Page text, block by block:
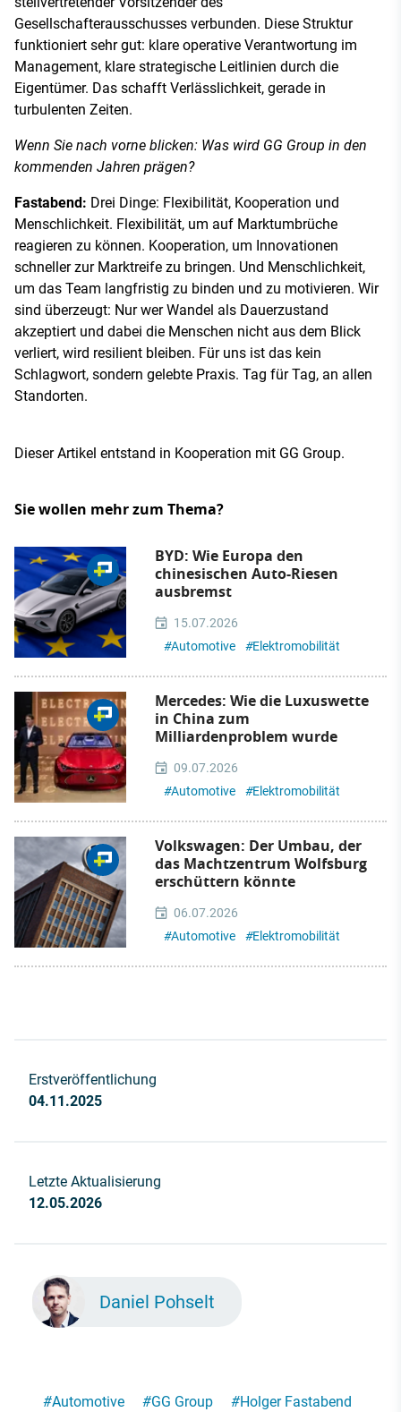
Gesellschafterausschusses verbunden. Diese Struktur
funktioniert sehr gut: klare operative Verantwortung im
Management, klare strategische Leitlinien durch die
Eigentümer. Das schafft Verlässlichkeit, gerade in
turbulenten Zeiten.
Wenn Sie nach vorne blicken: Was wird GG Group in den
kommenden Jahren prägen?
Fastabend: Drei Dinge: Flexibilität, Kooperation und
Menschlichkeit. Flexibilität, um auf Marktumbrüche
reagieren zu können. Kooperation, um Innovationen
schneller zur Marktreife zu bringen. Und Menschlichkeit,
um das Team langfristig zu binden und zu motivieren. Wir
sind überzeugt: Nur wer Wandel als Dauerzustand
akzeptiert und dabei die Menschen nicht aus dem Blick
verliert, wird resilient bleiben. Für uns ist das kein
Schlagwort, sondern gelebte Praxis. Tag für Tag, an allen
Standorten.
Dieser Artikel entstand in Kooperation mit GG Group.
Sie wollen mehr zum Thema?
BYD: Wie Europa den
chinesischen Auto-Riesen
ausbremst
15.07.2026
#Automotive #Elektromobilität
Mercedes: Wie die Luxuswette
in China zum
Milliardenproblem wurde
09.07.2026
#Automotive #Elektromobilität
Volkswagen: Der Umbau, der
das Machtzentrum Wolfsburg
erschüttern könnte
06.07.2026
#Automotive #Elektromobilität
Erstveröffentlichung
04.11.2025
Letzte Aktualisierung
12.05.2026
Daniel Pohselt
#Automotive #GG Group #Holger Fastabend